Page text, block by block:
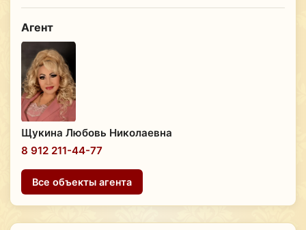
Агент
Щукина Любовь Николаевна
8 912 211-44-77
Все объекты агента